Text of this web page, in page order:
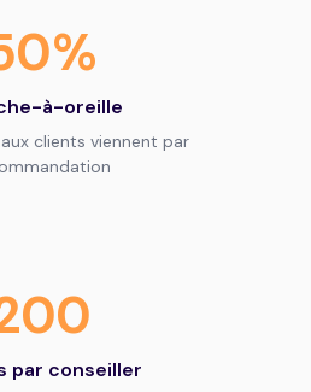
à-oreille
clients viennent par
par conseiller